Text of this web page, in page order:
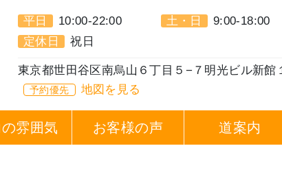
平日 10:00-22:00 土・日
9:00-18:00
定休日
祝日
東京都世田谷区南烏山６丁目５−７明光ビル新館
予約優先 地図を見る
雰囲気 お客様の声 道案内